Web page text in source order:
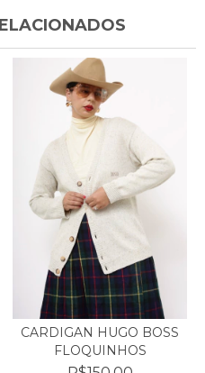
CARDIGAN HUGO BOSS
FLOQUINHOS